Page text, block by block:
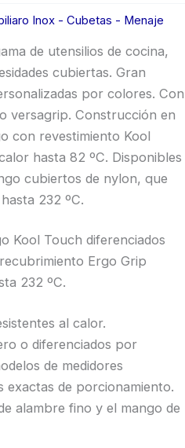
Inox - Cubetas - Menaje
de utensilios de cocina,
cubiertas. Gran
por colores. Con
versagrip. Construcción en
con revestimiento Kool
hasta 82 ºC. Disponibles
cubiertos de nylon, que
232 ºC.
Kool Touch diferenciados
Ergo Grip
232 ºC.
al calor.
o diferenciados por
de medidores
exactas de porcionamiento.
alambre fino y el mango de